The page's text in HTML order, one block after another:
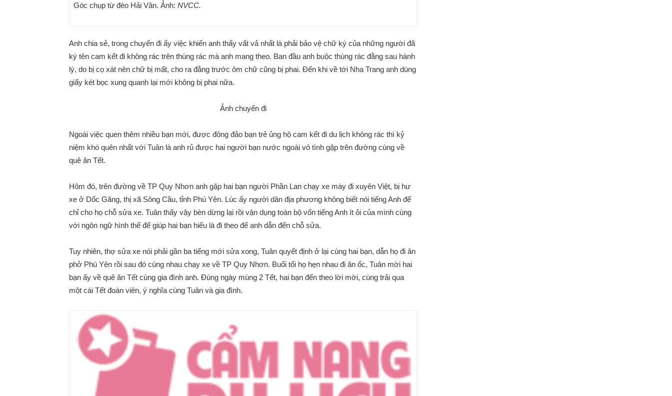
Góc chụp từ đèo Hải Vân. Ảnh: NVCC.
Anh chia sẻ, trong chuyến đi ấy việc khiến anh thấy vất vả nhất là phải bảo vệ chữ ký của những người đã
ký tên cam kết đi không rác trên thùng rác mà anh mang theo. Ban đầu anh buộc thùng rác đằng sau hành
lý, do bị cọ xát nên chữ bị mất, cho ra đằng trước ôm chữ cũng bị phai. Đến khi về tới Nha Trang anh dùng
giấy két bọc xung quanh lại mới không bị phai nữa.
Ảnh chuyến đi
Ngoài việc quen thêm nhiều bạn mới, được đông đảo bạn trẻ ủng hộ cam kết đi du lịch không rác thì kỷ
niệm khó quên nhất với Tuân là anh rủ được hai người bạn nước ngoài vô tình gặp trên đường cùng về
quê ăn Tết.
Hôm đó, trên đường về TP Quy Nhơn anh gặp hai bạn người Phần Lan chạy xe máy đi xuyên Việt, bị hư
xe ở Dốc Găng, thị xã Sông Cầu, tỉnh Phú Yên. Lúc ấy người dân địa phương không biết nói tiếng Anh để
chỉ cho họ chỗ sửa xe. Tuân thấy vậy bèn dừng lại rồi vận dụng toàn bộ vốn tiếng Anh ít ỏi của mình cùng
với ngôn ngữ hình thể để giúp hai bạn hiểu là đi theo để anh dẫn đến chỗ sửa.
Tuy nhiên, thợ sửa xe nói phải gần ba tiếng mới sửa xong, Tuân quyết định ở lại cùng hai bạn, dẫn họ đi ăn
phở Phú Yên rồi sau đó cùng nhau chạy xe về TP Quy Nhơn. Buổi tối họ hẹn nhau đi ăn ốc, Tuân mời hai
bạn ấy về quê ăn Tết cùng gia đình anh. Đúng ngày mùng 2 Tết, hai bạn đến theo lời mời, cùng trải qua
một cái Tết đoàn viên, ý nghĩa cùng Tuân và gia đình.